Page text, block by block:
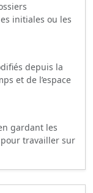
initiales ou les
depuis la
et de l’espace
gardant les
travailler sur